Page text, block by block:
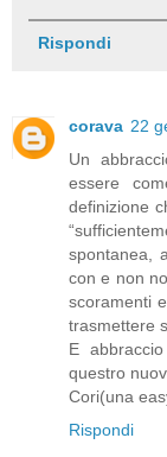
Rispondi
corava 22
Un
essere
definizione
spontanea,
con e non
scoramenti
trasmettere
E
questro
Cori(una
Rispondi